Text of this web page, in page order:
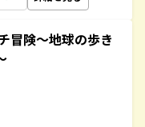
冒険～地球の歩き